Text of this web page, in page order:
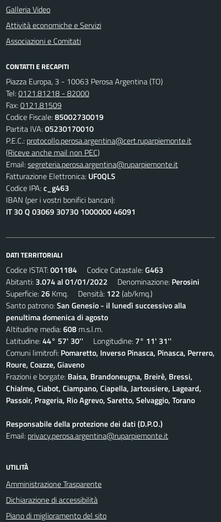
Galleria Video
Attività economiche e Servizi
Associazioni e Comitati
CONTATTI E RECAPITI
Piazza Europa, 3 - 10063 Perosa Argentina (TO)
Tel:0121.81218 - 82000
Fax:0121.81509
Codice Fiscale:85002730019
Partita IVA:05230170010
P.E.C.: protocollo.perosa.argentina@cert.ruparpiemonte.it
(Riceve anche mail non PEC)
Email:segreteria.perosa.argentina@ruparpiemonte.it
Fatturazione Elettronica: UF0QLS
Codice IPA:c_g463
IBAN (per i vostri bonifici bancari):
IT 30 Q 03069 30730 1000000 46091
DATI TERRITORIALI
Codice ISTAT:001184 Codice Catastale:G463
Abitanti: 3.074 al 01/01/2022 Denominazione: Perosini
Superficie: 26 Kmq. Densità: 122 (ab/kmq.)
Santo patrono:San Genesio - il lunedì successivo alla
penultima domenica di agosto
Altitudine media:608 m.s.l.m.
Latitudine:44° 57' 30'' Longitudine: 7° 11' 31''
Comuni limitrofi: Pomaretto, Inverso Pinasca, Pinasca, Perrero,
Roure, Coazze, Giaveno
Frazioni e borgate: Baisa, Brandoneugna, Breirè, Bressi,
Chialme, Ciabot, Ciampano, Ciapella, Jartousiere, Lageard,
Passoir, Prageria, Rio Agrevo, Saretto, Selvaggio, Torano
Responsabile della protezione dei dati (D.P.O.)
Email: privacy.perosa.argentina@ruparpiemonte.it
UTILITÀ
Amministrazione Trasparente
Dichiarazione di accessibilità
Piano di miglioramento del sito